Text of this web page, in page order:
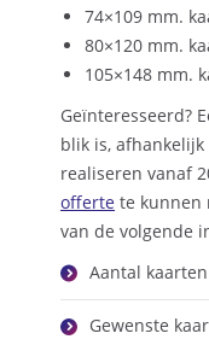
74×109 mm.
80×120 mm.
105×148 mm.
Geïnteresseerd?
blik is,
realiseren vanaf
offerte te kunnen
van de volgende
Aantal
Gewenste